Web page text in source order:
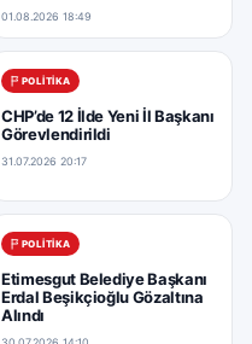
01.08.2026 18:49
POLITIKA
CHP’de 12 İlde Yeni İl Başkanı
Görevlendirildi
31.07.2026 20:17
POLITIKA
Etimesgut Belediye Başkanı
Erdal Beşikçioğlu Gözaltına
Alındı